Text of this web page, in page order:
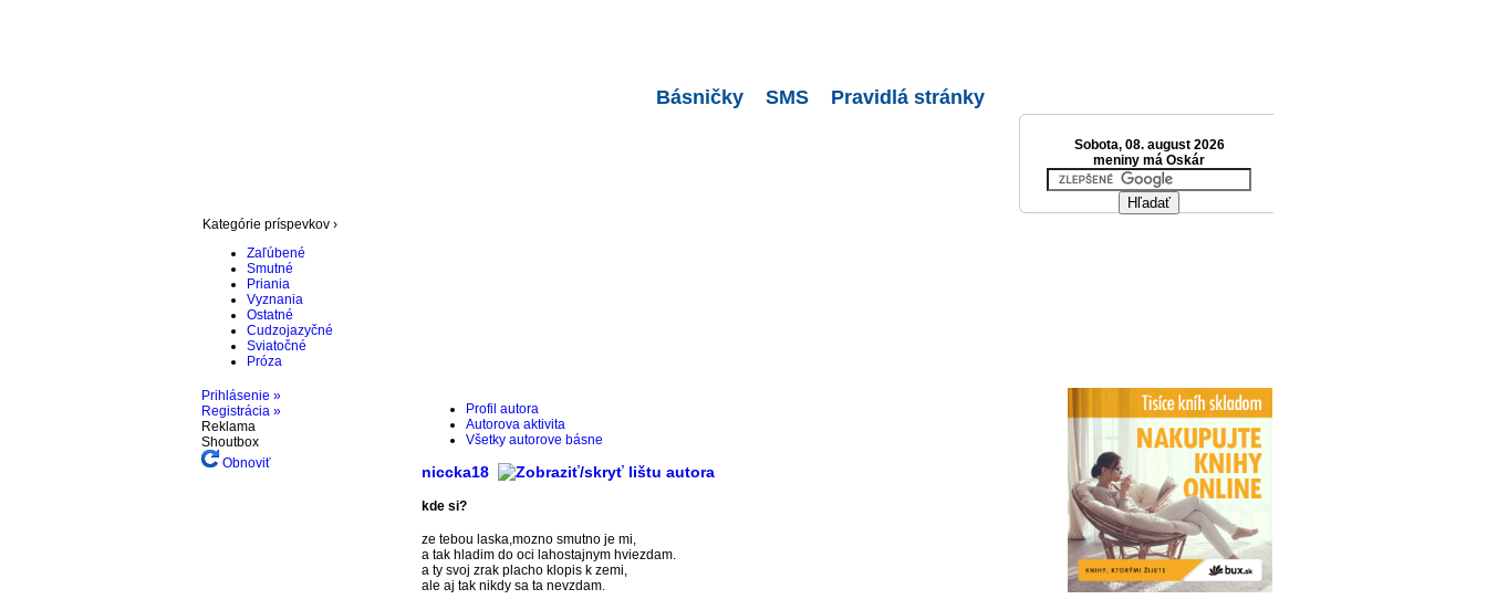
Básničky SMS Pravidlá stránky
Sobota, 08. august 2026
meniny má Oskár
Kategórie príspevkov ›
Zaľúbené
Smutné
Priania
Vyznania
Ostatné
Cudzojazyčné
Sviatočné
Próza
Prihlásenie »
Registrácia »
Reklama
Shoutbox
Obnoviť
Profil autora
Autorova aktivita
Všetky autorove básne
niccka18
kde si?
ze tebou laska,mozno smutno je mi,
a tak hladim do oci lahostajnym hviezdam.
a ty svoj zrak placho klopis k zemi,
ale aj tak nikdy sa ta nevzdam.